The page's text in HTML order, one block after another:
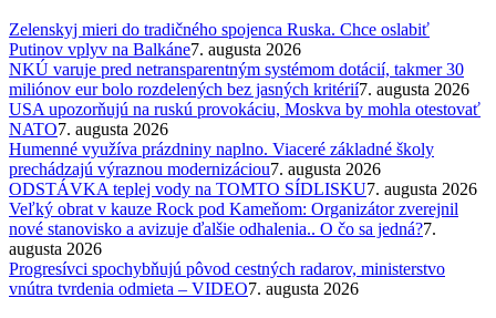
Zelenskyj mieri do tradičného spojenca Ruska. Chce oslabiť
Putinov vplyv na Balkáne7. augusta 2026
NKÚ varuje pred netransparentným systémom dotácií, takmer 30
miliónov eur bolo rozdelených bez jasných kritérií7. augusta 2026
USA upozorňujú na ruskú provokáciu, Moskva by mohla otestovať
NATO7. augusta 2026
Humenné využíva prázdniny naplno. Viaceré základné školy
prechádzajú výraznou modernizáciou7. augusta 2026
ODSTÁVKA teplej vody na TOMTO SÍDLISKU7. augusta 2026
Veľký obrat v kauze Rock pod Kameňom: Organizátor zverejnil
nové stanovisko a avizuje ďalšie odhalenia.. O čo sa jedná?7.
augusta 2026
Progresívci spochybňujú pôvod cestných radarov, ministerstvo
vnútra tvrdenia odmieta – VIDEO7. augusta 2026